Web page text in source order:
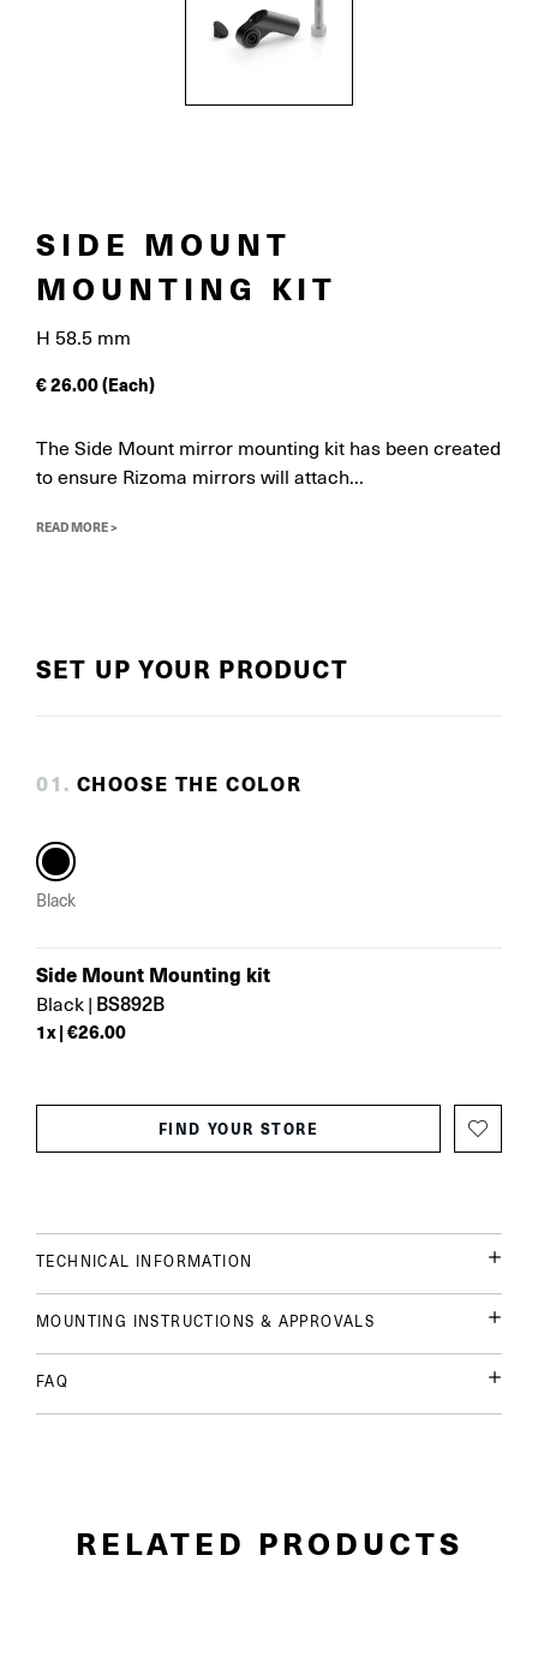
SIDE MOUNT
MOUNTING KIT
H 58.5 mm
€26.00(Each)
The Side Mount mirror mounting kit has been created
to ensure Rizoma mirrors will attach...
READ MORE >
SET UP YOUR PRODUCT
01 . CHOOSE THE COLOR
Black
Side Mount Mounting kit
Black | BS892B
1x | €26.00
FIND YOUR STORE
TECHNICAL INFORMATION
MOUNTING INSTRUCTIONS & APPROVALS
FAQ
RELATED PRODUCTS